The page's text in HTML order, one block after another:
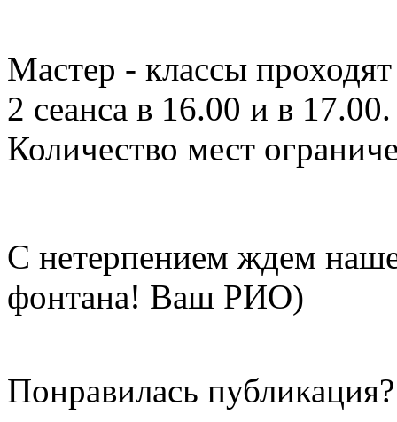
Мастер - классы
2 сеанса в 16.00 и в
Количество мест
С нетерпением ждем
фонтана! Ваш РИО)
Понравилась